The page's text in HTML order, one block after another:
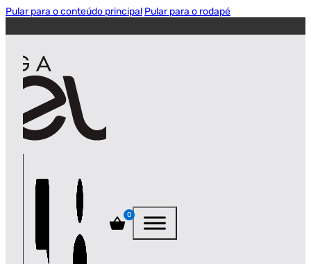
Pular para o conteúdo principal Pular para o rodapé
0